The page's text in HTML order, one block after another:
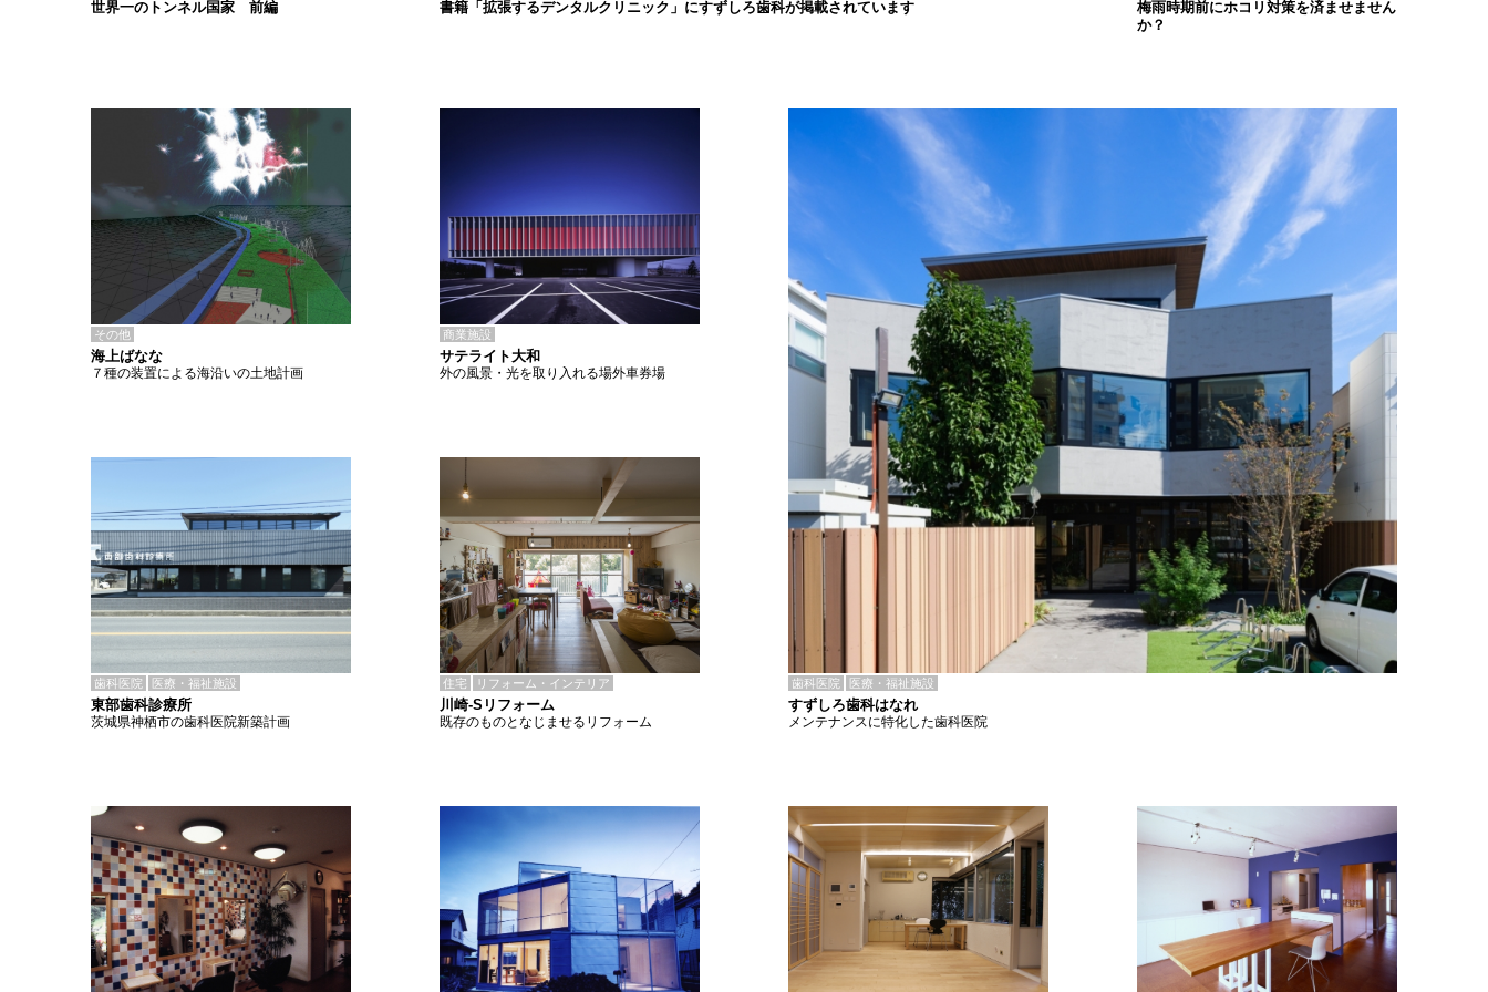
書籍「拡張するデンタルクリニック」にすずしろ歯科が掲載されています
世界一のトンネル国家 前編
梅雨時期前にホコリ対策を済ませません
か？
その他
海上ばなな
７種の装置による海沿いの土地計画
商業施設
サテライト大和
外の風景・光を取り入れる場外車券場
歯科医院 医療・福祉施設
東部歯科診療所
茨城県神栖市の歯科医院新築計画
住宅 リフォーム・インテリア
川崎-Sリフォーム
既存のものとなじませるリフォーム
歯科医院 医療・福祉施設
すずしろ歯科はなれ
メンテナンスに特化した歯科医院